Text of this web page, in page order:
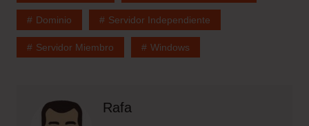
Dominio Servidor Independiente
Servidor Miembro Windows
Rafa